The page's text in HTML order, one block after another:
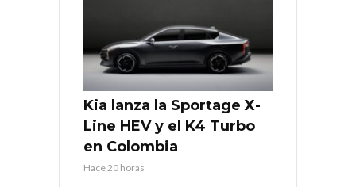
Kia lanza la Sportage X-
Line HEV y el K4 Turbo
en Colombia
Hace 20 horas